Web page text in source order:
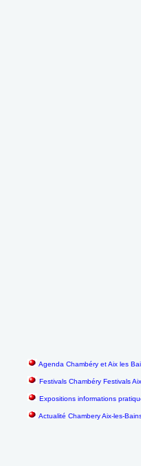
Agenda Chambéry et Aix les
Festivals Chambéry Festivals
Expositions informations
Actualité Chambery Aix-les-